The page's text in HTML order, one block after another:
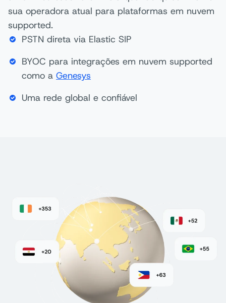
sua operadora atual para plataformas em nuvem
supported.
PSTN direta via Elastic SIP
BYOC para integrações em nuvem supported
como a Genesys
Uma rede global e confiável